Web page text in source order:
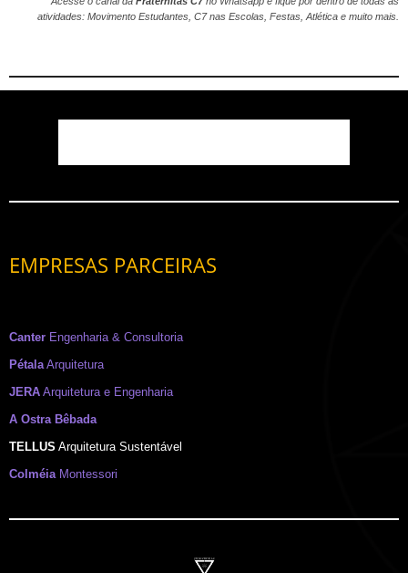
atividades: Movimento Estudantes, C7 nas Escolas, Festas, Atlética e muito mais.
EMPRESAS PARCEIRAS
Canter Engenharia & Consultoria
PétalaArquitetura
JERA Arquitetura e Engenharia
A Ostra Bêbada
TELLUS Arquitetura Sustentável
Colméia Montessori